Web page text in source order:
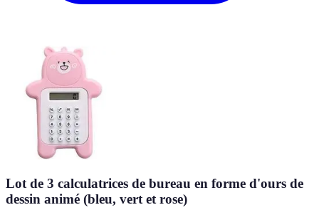
Lot de 3 calculatrices de bureau en forme d'ours de
dessin animé (bleu, vert et rose)